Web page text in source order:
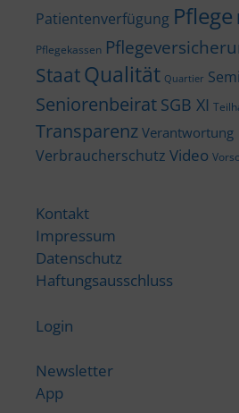
Patientenverfügung Pflege
Pflegekassen
StaatQualität Quartier
Seniorenbeirat SGB XI
Transparenz Verantwortung
Verbraucherschutz Video
Kontakt
Impressum
Datenschutz
Haftungsausschluss
Login
Newsletter
App